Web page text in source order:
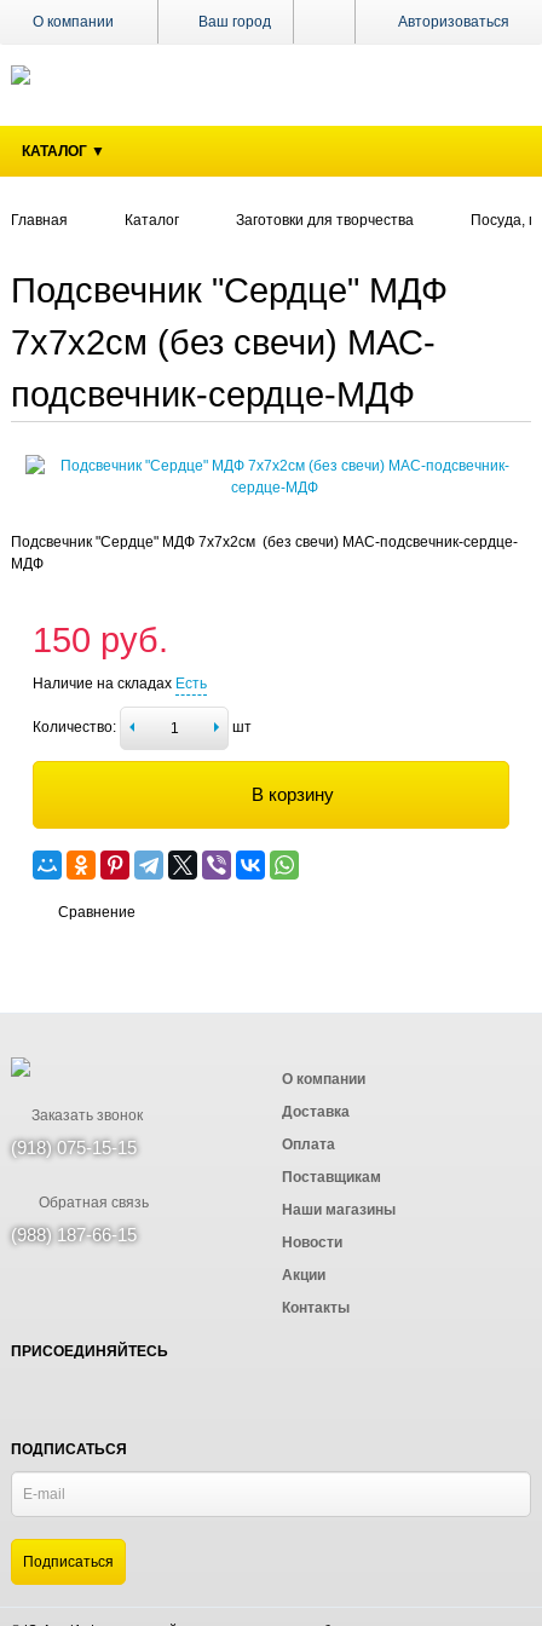
Ваш город Авторизоваться
О компании
Поставщикам
магазины
Акции
Контакты
КАТАЛОГ ▼
Главная Каталог Заготовки для творчества Посуда,
Подсвечник "Сердце" МДФ
7х7х2см (без свечи) МАС-
подсвечник-сердце-МДФ
Подсвечник "Сердце" МДФ 7х7х2см (без свечи) МАС-подсвечник-сердце-
МДФ
150 руб.
Наличие на складах Есть
Количество: шт
В корзину
Сравнение
Заказать звонок
(918) 075-15-15
Обратная связь
(988) 187-66-15
О компании
Доставка
Оплата
Поставщикам
Наши магазины
Новости
Акции
Контакты
ПРИСОЕДИНЯЙТЕСЬ
ПОДПИСАТЬСЯ